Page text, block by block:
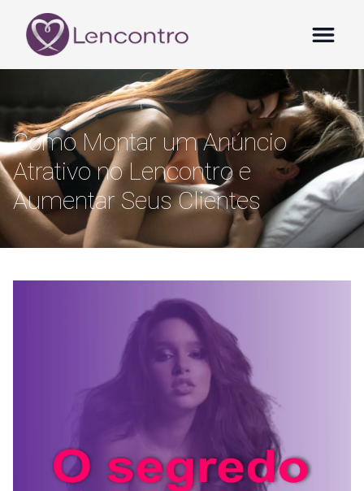
Como Montar um Anúncio
Atrativo no Lencontro e
Aumentar Seus Clientes